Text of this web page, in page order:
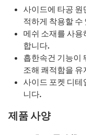
사이드에 타공 원
적하게 착용할 수
메쉬 소재를 사
합니다.
흡한속건 기능이
조해 쾌적함을 유
사이드 포켓 디테
니다.
제품 사양